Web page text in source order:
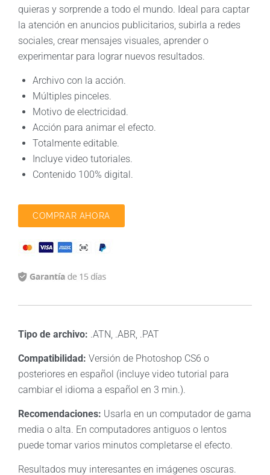
quieras y sorprende a todo el mundo. Ideal para captar
la atención en anuncios publicitarios, subirla a redes
sociales, crear mensajes visuales, aprender o
experimentar para lograr nuevos resultados.
Archivo con la acción.
Múltiples pinceles.
Motivo de electricidad.
Acción para animar el efecto.
Totalmente editable.
Incluye video tutoriales.
Contenido 100% digital.
COMPRAR AHORA
Tipo de archivo: .ATN, .ABR, .PAT
Compatibilidad: Versión de Photoshop CS6 o
posteriores en español (incluye video tutorial para
cambiar el idioma a español en 3 min.).
Recomendaciones: Usarla en un computador de gama
media o alta. En computadores antiguos o lentos
puede tomar varios minutos completarse el efecto.
Resultados muy interesantes en imágenes oscuras.